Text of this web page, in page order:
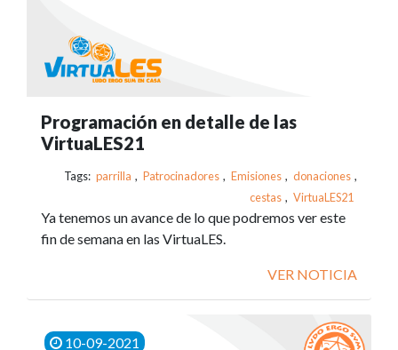
Programación en detalle de las
VirtuaLES21
Tags: parrilla , Patrocinadores , Emisiones , donaciones ,
cestas , VirtuaLES21
Ya tenemos un avance de lo que podremos ver este
fin de semana en las VirtuaLES.
VER NOTICIA
10-09-2021